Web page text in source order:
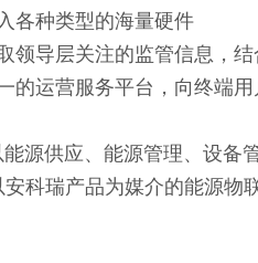
种类型的海量硬件
导层关注的监管信息，结
运营服务平台，向终端用
供应、能源管理、设备管
科瑞产品为媒介的能源物